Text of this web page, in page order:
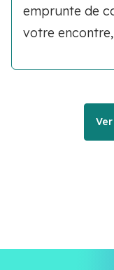
emprunte de
votre encontre,